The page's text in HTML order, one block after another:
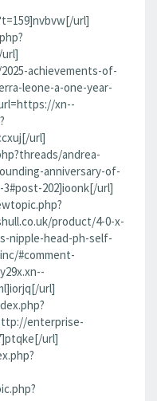
url]
achievements-of-
leone-a-one-year-
xn--
url]
andrea-
anniversary-of-
202]ioonk[/url]
product/4-0-x-
nipple-head-ph-self-
#comment-
url]
enterprise-
url]